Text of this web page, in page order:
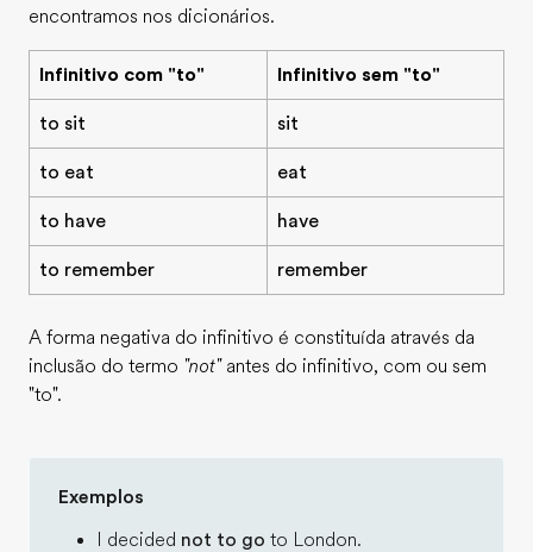
encontramos nos dicionários.
Infinitivo com "to" Infinitivo sem "to"
to sit sit
to eat eat
to have have
to remember remember
A forma negativa do infinitivo é constituída através da
inclusão do termo "not"antes do infinitivo, com ou sem
"to".
Exemplos
I decided not to go to London.